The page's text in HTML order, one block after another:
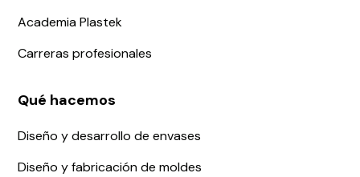
Academia Plastek
Carreras profesionales
Qué hacemos
Diseño y desarrollo de envases
Diseño y fabricación de moldes